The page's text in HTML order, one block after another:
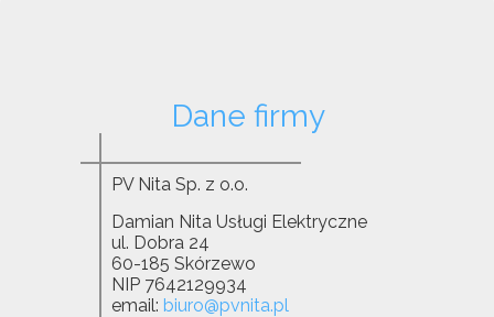
PV Nita Sp. z o.o.
Damian Nita Usługi Elektryczne
ul. Dobra 24
60-185 Skórzewo
NIP 7642129934
email: biuro@pvnita.pl
Dane firmy